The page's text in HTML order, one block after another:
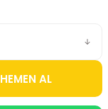
HEMEN AL